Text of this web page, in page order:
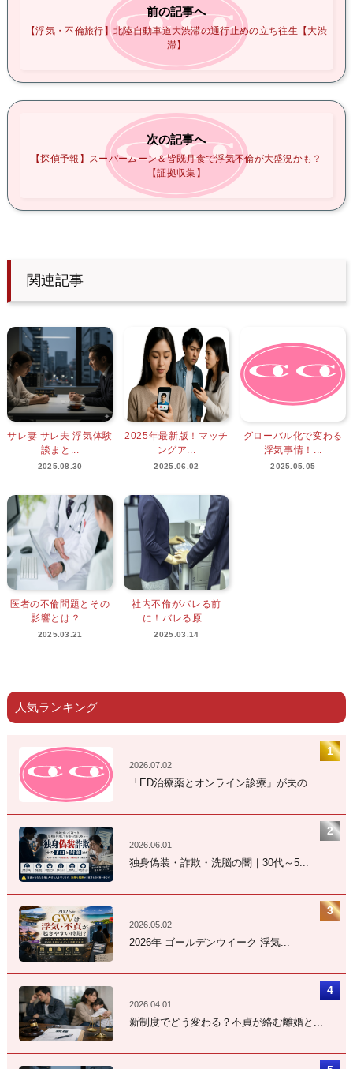
前の記事へ
【浮気・不倫旅行】北陸自動車道大渋滞の通行止めの立ち往生【大渋
滞】
次の記事へ
【探偵予報】スーパームーン＆皆既月食で浮気不倫が大盛況かも？
【証拠収集】
関連記事
サレ妻 サレ夫 浮気体験
談まと...
2025.08.30
2025年最新版！マッチ
ングア...
2025.06.02
グローバル化で変わる
浮気事情！...
2025.05.05
医者の不倫問題とその
影響とは？...
2025.03.21
社内不倫がバレる前
に！バレる原...
2025.03.14
人気ランキング
2026.07.02
「ED治療薬とオンライン診療」が夫の...
2026.06.01
独身偽装・詐欺・洗脳の闇｜30代～5...
2026.05.02
2026年 ゴールデンウイーク 浮気...
2026.04.01
新制度でどう変わる？不貞が絡む離婚と...